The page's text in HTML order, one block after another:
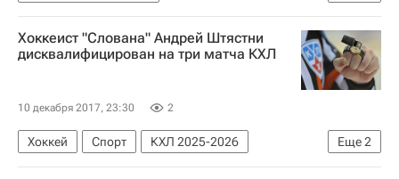
Кубок мира по конькобежному спорту
Россия
Денис Юсков
Кун Вервей
Хоккеист "Слована" Андрей Штястни
дисквалифицирован на три матча КХЛ
10 декабря 2017, 23:30 2
Еще2
Хоккей Спорт
КХЛ 2025-2026
Слован (Братислава)
Андрей Штястны